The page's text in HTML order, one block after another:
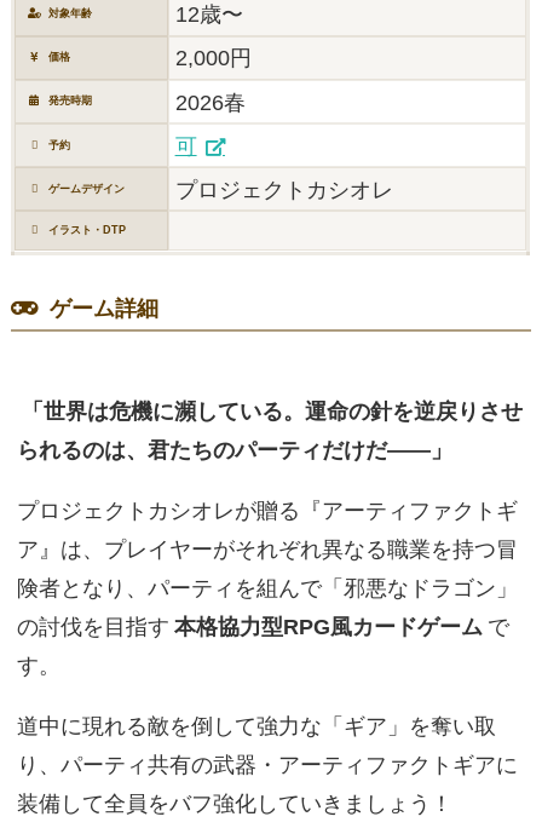
対象年齢 12歳〜
価格 2,000円
発売時期 2026春
予約 可
ゲームデザイン プロジェクトカシオレ
イラスト・DTP
ゲーム詳細
「世界は危機に瀕している。運命の針を逆戻りさせ
られるのは、君たちのパーティだけだ――」
プロジェクトカシオレが贈る『アーティファクトギ
ア』は、プレイヤーがそれぞれ異なる職業を持つ冒
険者となり、パーティを組んで「邪悪なドラゴン」
の討伐を目指す 本格協力型RPG風カードゲーム で
す。
道中に現れる敵を倒して強力な「ギア」を奪い取
り、パーティ共有の武器・アーティファクトギアに
装備して全員をバフ強化していきましょう！